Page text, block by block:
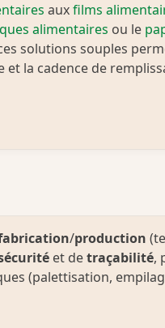
auxfilms
alimentaires ou le
solutions souples
et la cadence de
/production
et detraçabilité,
(palettisation,